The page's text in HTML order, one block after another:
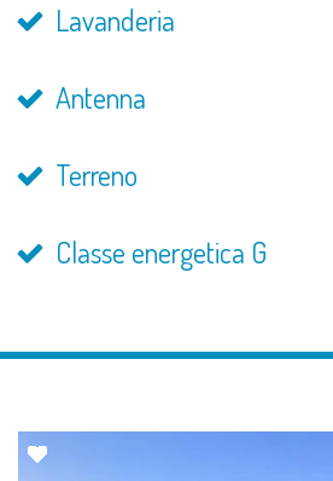
Lavanderia
Antenna
Terreno
Classe energetica G